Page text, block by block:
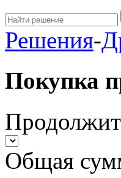
Решения-
Покупка
Общая